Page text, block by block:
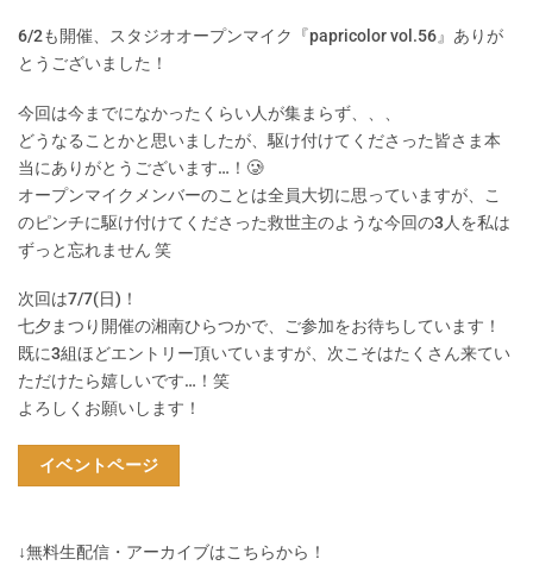
6/2も開催、スタジオオープンマイク『papricolor vol.56』ありが
とうございました！
今回は今までになかったくらい人が集まらず、、、
どうなることかと思いましたが、駆け付けてくださった皆さま本
当にありがとうございます…！🥲
オープンマイクメンバーのことは全員大切に思っていますが、こ
のピンチに駆け付けてくださった救世主のような今回の3人を私は
ずっと忘れません 笑
次回は7/7(日)！
七夕まつり開催の湘南ひらつかで、ご参加をお待ちしています！
既に3組ほどエントリー頂いていますが、次こそはたくさん来てい
ただけたら嬉しいです…！笑
よろしくお願いします！
イベントページ
↓無料生配信・アーカイブはこちらから！